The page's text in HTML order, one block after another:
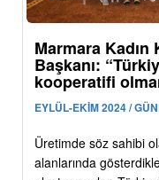
Marmara
Başkanı:
kooperatifi
EYLÜL-EKİM 2024 /
Üretimde söz sahibi
alanlarında